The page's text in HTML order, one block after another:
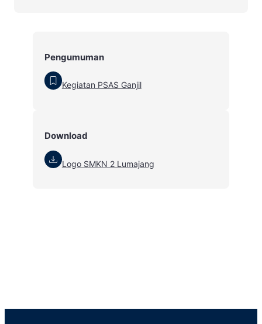
Pengumuman
Kegiatan PSAS Ganjil
Download
Logo SMKN 2 Lumajang